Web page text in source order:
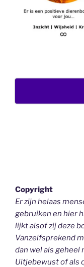
Copyright
Er zijn helaas
gebruiken en hier
lijkt alsof zij deze
Vanzelfsprekend
dan wel als geheel
Uitjebewustof als